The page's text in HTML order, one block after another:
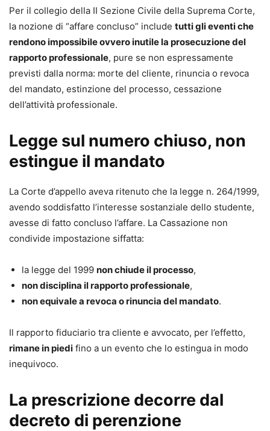
Per il collegio della II Sezione Civile della Suprema Corte,
la nozione di “affare concluso” include tutti gli eventi che
rendono impossibile ovvero inutile la prosecuzione del
rapporto professionale, pure se non espressamente
previsti dalla norma: morte del cliente, rinuncia o revoca
del mandato, estinzione del processo, cessazione
dell’attività professionale.
Legge sul numero chiuso, non
estingue il mandato
La Corte d’appello aveva ritenuto che la legge n. 264/1999,
avendo soddisfatto l’interesse sostanziale dello studente,
avesse di fatto concluso l’affare. La Cassazione non
condivide impostazione siffatta:
la legge del 1999 non chiude il processo,
non disciplina il rapporto professionale,
non equivale a revoca o rinuncia del mandato.
Il rapporto fiduciario tra cliente e avvocato, per l’effetto,
rimane in piedi fino a un evento che lo estingua in modo
inequivoco.
La prescrizione decorre dal
decreto di perenzione